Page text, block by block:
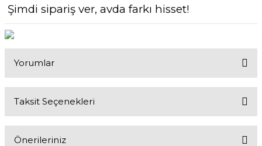
Şimdi sipariş ver, avda farkı hisset!
Yorumlar
Taksit Seçenekleri
Önerileriniz